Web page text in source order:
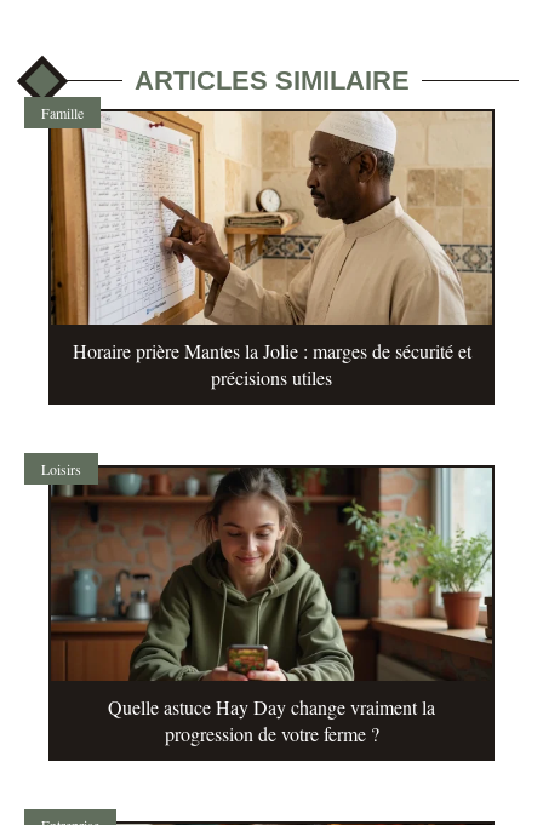
ARTICLES SIMILAIRE
Famille
Horaire prière Mantes la Jolie : marges de sécurité et
précisions utiles
Loisirs
Quelle astuce Hay Day change vraiment la
progression de votre ferme ?